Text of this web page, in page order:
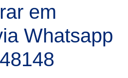
em
Whatsapp